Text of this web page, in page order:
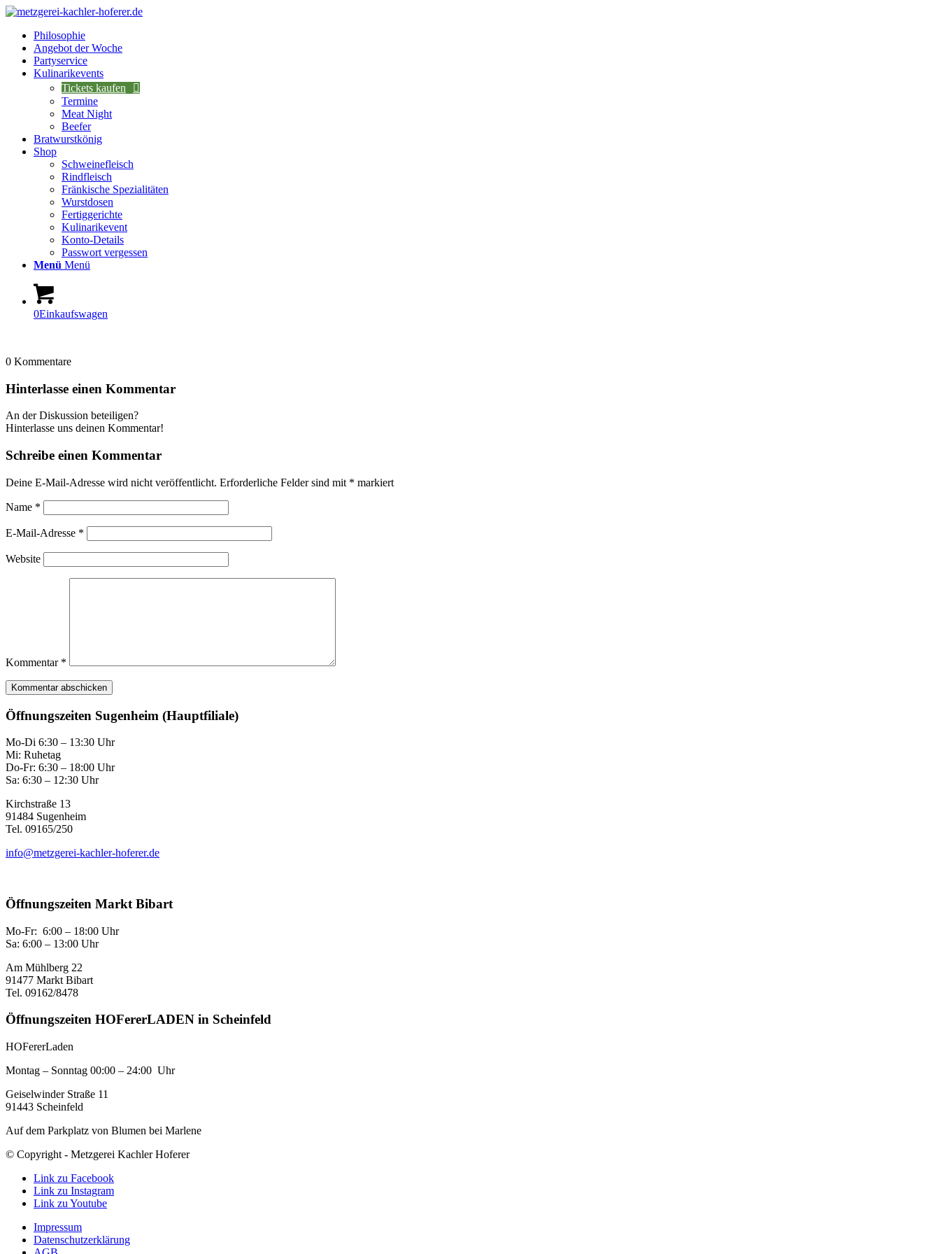
Philosophie
Angebot der Woche
Partyservice
Kulinarikevents
Tickets kaufen
Termine
Meat Night
Beefer
Bratwurstkönig
Shop
Schweinefleisch
Rindfleisch
Fränkische Spezialitäten
Wurstdosen
Fertiggerichte
Kulinarikevent
Konto-Details
Passwort vergessen
Menü Menü
0Einkaufswagen
0 Kommentare
Hinterlasse einen Kommentar
An der Diskussion beteiligen?
Hinterlasse uns deinen Kommentar!
Schreibe einen Kommentar
Deine E-Mail-Adresse wird nicht veröffentlicht. Erforderliche Felder sind mit * markiert
Name *
E-Mail-Adresse *
Website
Kommentar *
Öffnungszeiten Sugenheim (Hauptfiliale)
Mo-Di 6:30 – 13:30 Uhr
Mi: Ruhetag
Do-Fr: 6:30 – 18:00 Uhr
Sa: 6:30 – 12:30 Uhr
Kirchstraße 13
91484 Sugenheim
Tel. 09165/250
info@metzgerei-kachler-hoferer.de
Öffnungszeiten Markt Bibart
Mo-Fr: 6:00 – 18:00 Uhr
Sa: 6:00 – 13:00 Uhr
Am Mühlberg 22
91477 Markt Bibart
Tel. 09162/8478
Öffnungszeiten HOFererLADEN in Scheinfeld
HOFererLaden
Montag – Sonntag 00:00 – 24:00 Uhr
Geiselwinder Straße 11
91443 Scheinfeld
Auf dem Parkplatz von Blumen bei Marlene
© Copyright - Metzgerei Kachler Hoferer
Link zu Facebook
Link zu Instagram
Link zu Youtube
Impressum
Datenschutzerklärung